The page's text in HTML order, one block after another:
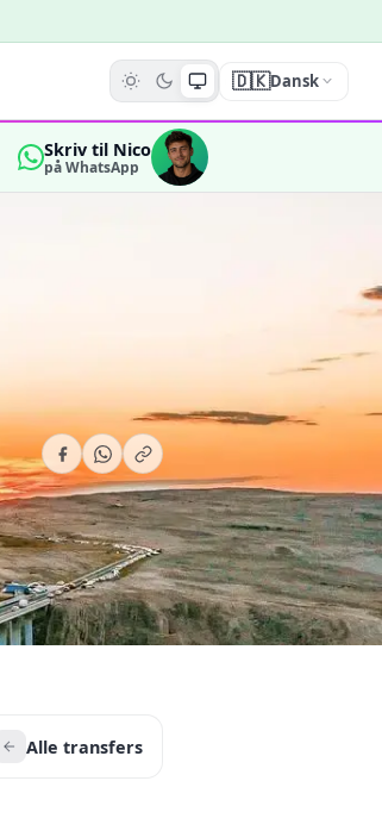
🇩🇰Dansk
Skriv til Nico
på WhatsApp
Alle transfers